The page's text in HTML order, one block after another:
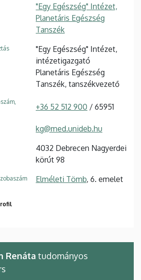
"Egy Egészség" Intézet,
Planetáris Egészség
Tanszék
"Egy Egészség" Intézet,
intézetigazgató
Planetáris Egészség
Tanszék, tanszékvezető
+36 52 512 900 / 65951
kg@med.unideb.hu
4032 Debrecen Nagyerdei
körút 98
Elméleti Tömb, 6. emelet
Renáta tudományos